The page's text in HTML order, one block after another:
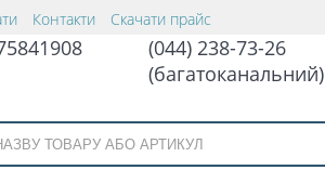
Контакти Скачати прайс
(044) 238-73-26
(багатоканальний)